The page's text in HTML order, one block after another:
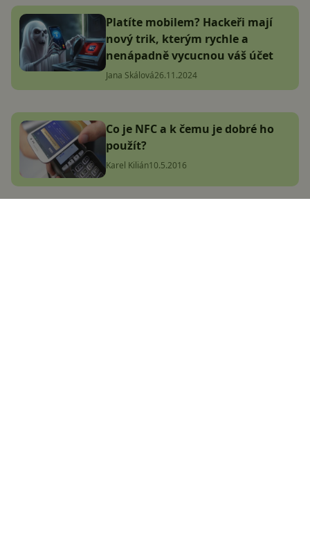
Platíte mobilem? Hackeři mají
nový trik, kterým rychle a
nenápadně vycucnou váš účet
Jana Skálová26.11.2024
Co je NFC a k čemu je dobré ho
použít?
Karel Kilián10.5.2016